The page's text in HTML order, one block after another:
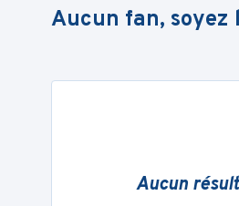
Aucun fan, soyez
Aucun